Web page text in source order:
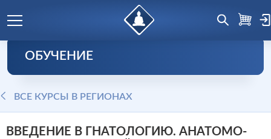
ОБУЧЕНИЕ
ВСЕ КУРСЫ В РЕГИОНАХ
ВВЕДЕНИЕ В ГНАТОЛОГИЮ. АНАТОМО-